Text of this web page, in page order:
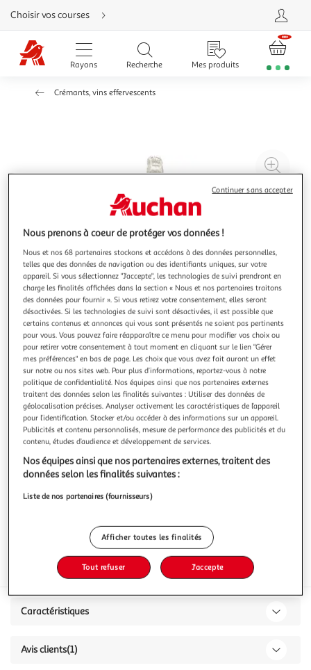
Aller
directement
au
contenu
Aller
directement
Aller
rubrique
Choisir vos courses
Rayons Recherche Mes produits
Crémants, vins effervescents
à
5.0 (1)
PIERRE CHANAU
AOP Crémant d'Alsace brut rosé
75cl
Vous voulez connaître le prix de ce produit ?
Interdit femme enceinte
Caractéristiques
Avis clients(1)
Nous prenons à coeur de protéger vos données !
Nous et nos 68 partenaires stockons et accédons à des données personnelles,
telles que des données de navigation ou des identifiants uniques, sur votre
appareil. Si vous sélectionnez "J'accepte", les technologies de suivi prendront en
charge les finalités affichées dans la section « Nous et nos partenaires traitons
des données pour fournir ». Si vous retirez votre consentement, elles seront
désactivées. Si les technologies de suivi sont désactivées, il est possible que
certains contenus et annonces qui vous sont présentés ne soient pas pertinents
pour vous. Vous pouvez faire réapparaître ce menu pour modifier vos choix ou
pour retirer votre consentement à tout moment en cliquant sur le lien "Gérer
mes préférences" en bas de page. Les choix que vous avez fait auront un effet
sur notre ou nos sites web. Pour plus d’informations, reportez-vous à notre
politique de confidentialité. Nos équipes ainsi que nos partenaires externes
traitent des données selon les finalités suivantes : Utiliser des données de
géolocalisation précises. Analyser activement les caractéristiques de l’appareil
pour l’identification. Stocker et/ou accéder à des informations sur un appareil.
Publicités et contenu personnalisés, mesure de performance des publicités et du
contenu, études d’audience et développement de services.
Nos équipes ainsi que nos partenaires externes, traitent des
données selon les finalités suivantes :
Liste de nos partenaires (fournisseurs)
Afficher toutes les finalités
Tout refuser J'accepte
Continuer sans accepter